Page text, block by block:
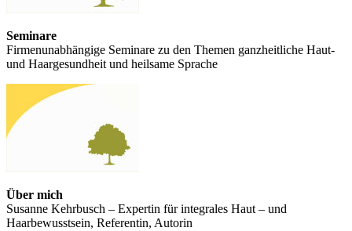
Seminare
Firmenunabhängige Seminare zu den Themen ganzheitliche Haut-
und Haargesundheit und heilsame Sprache
Über mich
Susanne Kehrbusch – Expertin für integrales Haut – und
Haarbewusstsein, Referentin, Autorin